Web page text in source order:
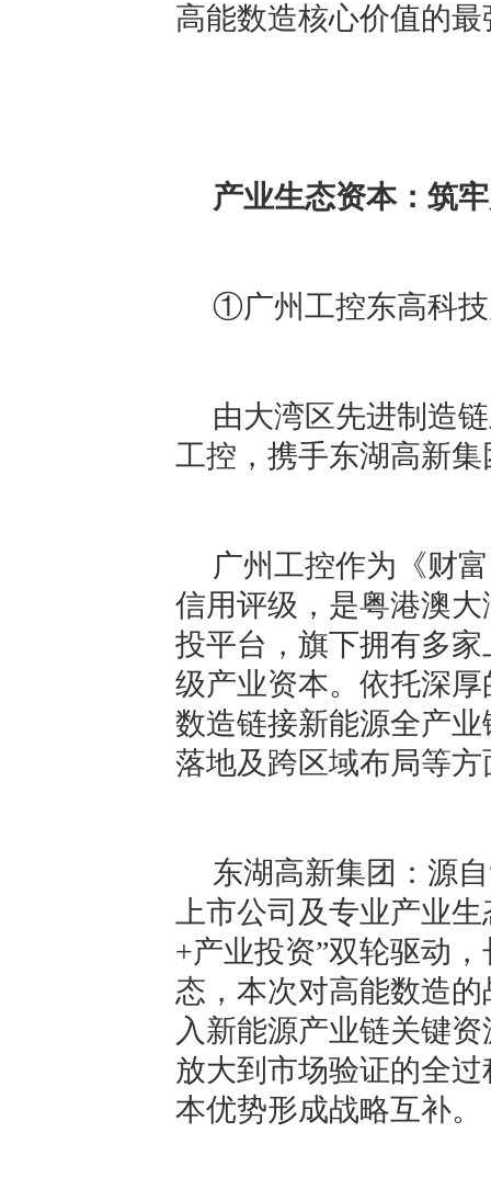
高能数造核心价值的
产业生态资本：筑
①广州工控东高科
由大湾区先进制造
工控，携手东湖高新
广州工控作为《财
信用评级，是粤港澳
投平台，旗下拥有多
级产业资本。依托深
数造链接新能源全产
落地及跨区域布局等
东湖高新集团：源
上市公司及专业产业
+产业投资”双轮驱动
态，本次对高能数造
入新能源产业链关键
放大到市场验证的全
本优势形成战略互补。